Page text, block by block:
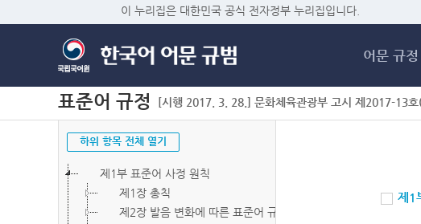
이 누리집은 대한민국 공식 전자정부 누리집입니다.
어문 규정
표준어 규정 [시행 2017. 3. 28.] 문화체육관광부 고시 제2017-13
하위 항목 전체 열기
제1부 표준어 사정 원칙
제1장 총칙
제2장 발음 변화에 따른 표준어 규정
제1